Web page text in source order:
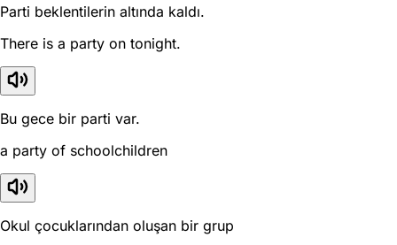
Parti beklentilerin altında kaldı.
There is a party on tonight.
Bu gece bir parti var.
a party of schoolchildren
Okul çocuklarından oluşan bir grup